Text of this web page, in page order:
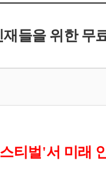
들을 위한 무
티벌 '서 미래